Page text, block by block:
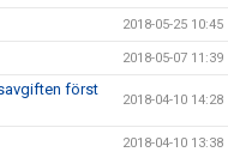
2018-05-25 10:45
2018-05-07 11:39
först
2018-04-10 14:28
2018-04-10 13:38